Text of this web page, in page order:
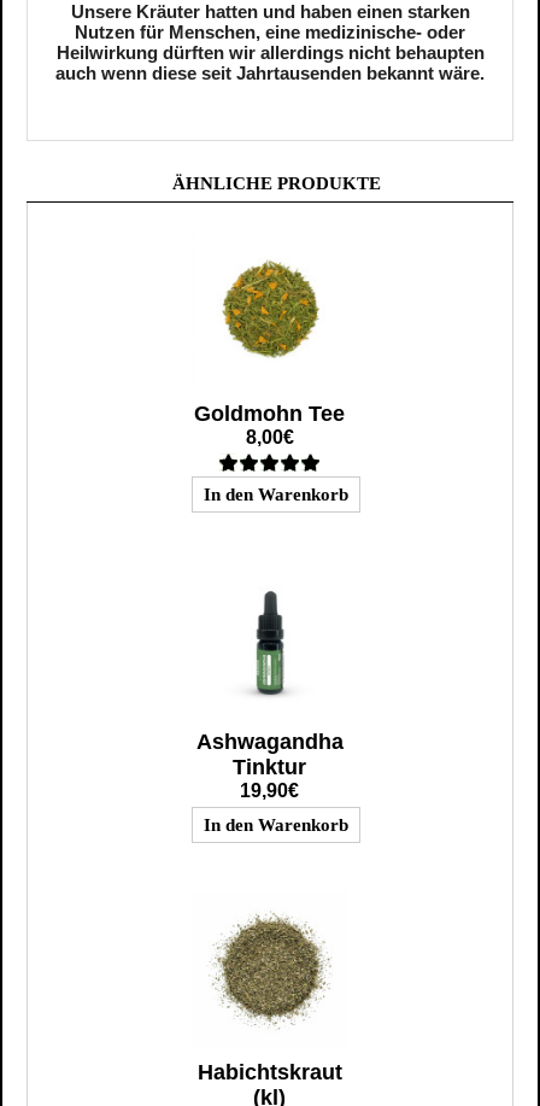
Unsere Kräuter hatten und haben einen starken
Nutzen für Menschen, eine medizinische- oder
Heilwirkung dürften wir allerdings nicht behaupten
auch wenn diese seit Jahrtausenden bekannt wäre.
ÄHNLICHE PRODUKTE
Goldmohn Tee
8,00€
Ashwagandha
Tinktur
19,90€
Habichtskraut
(kl)